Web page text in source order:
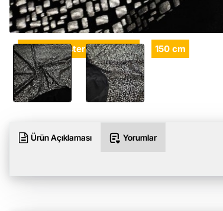
%95 Polyester %5 Elastan 150 cm
Ürün Açıklaması Yorumlar